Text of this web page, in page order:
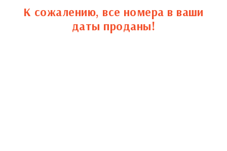
К сожалению, все номера в ваши
даты проданы!